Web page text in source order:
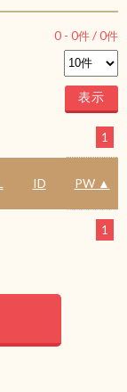
0 - 0件 /0件
1
ID PW ▲
1